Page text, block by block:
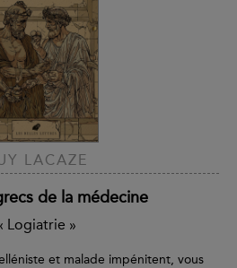
LACAZE
de la médecine
Logiatrie »
et malade impénitent, vous